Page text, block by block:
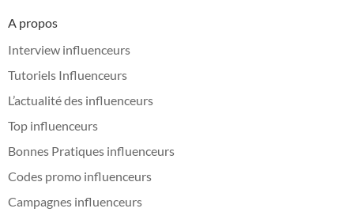
A propos
Interview influenceurs
Tutoriels Influenceurs
L’actualité des influenceurs
Top influenceurs
Bonnes Pratiques influenceurs
Codes promo influenceurs
Campagnes influenceurs